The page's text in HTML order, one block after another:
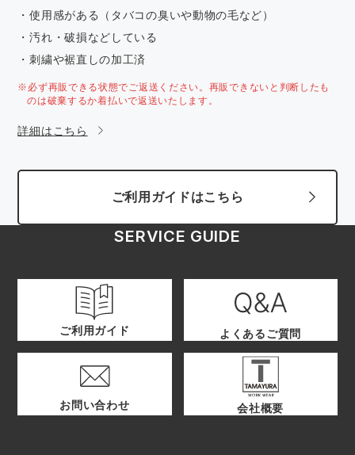
・使用感がある（タバコの臭いや動物の毛など）
・汚れ・破損などしている
・刺繍や裾直しの加工済
※必ず再販できる状態でご返送ください。再販できないと判断したも
のは破棄するか着払いで返送いたします。
詳細はこちら
ご利用ガイドはこちら
SERVICE GUIDE
ご利用ガイド よくあるご質問
お問い合わせ 会社概要